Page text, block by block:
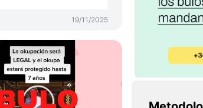
19/11/2025